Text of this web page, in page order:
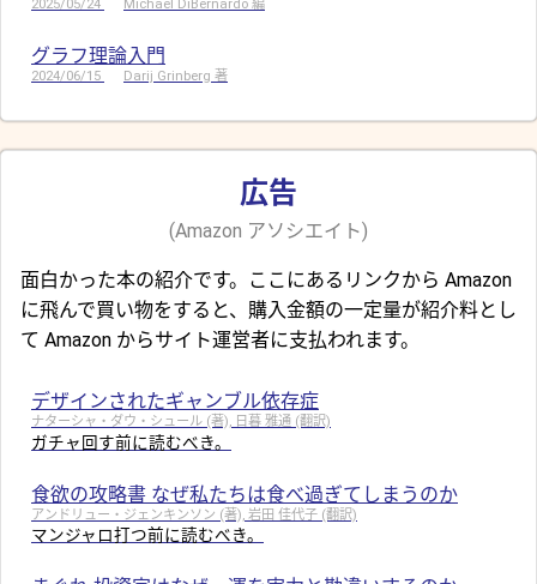
2025/05/24 Michael DiBernardo 編
グラフ理論入門
2024/06/15 Darij Grinberg 著
広告
(Amazon アソシエイト)
面白かった本の紹介です。ここにあるリンクから Amazon
に飛んで買い物をすると、購入金額の一定量が紹介料とし
て Amazon からサイト運営者に支払われます。
デザインされたギャンブル依存症
ナターシャ・ダウ・シュール (著), 日暮 雅通 (翻訳)
ガチャ回す前に読むべき。
食欲の攻略書 なぜ私たちは食べ過ぎてしまうのか
アンドリュー・ジェンキンソン (著), 岩田 佳代子 (翻訳)
マンジャロ打つ前に読むべき。